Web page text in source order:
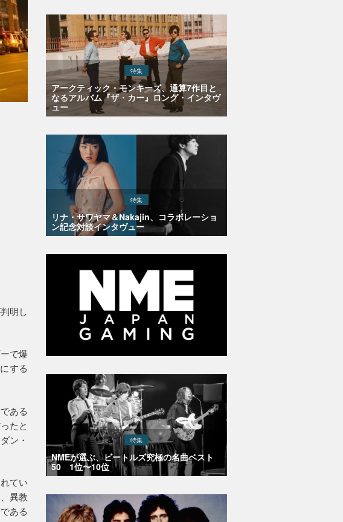
明し
で爆
する
ある
たと
ン・
てい
異教
ある
特集
アークティック・モンキーズ、通算7作目と
なるアルバム『ザ・カー』ロング・インタヴ
ュー
特集
リナ・サワヤマ＆Nakajin、コラボレーショ
ン記念対談インタヴュー
特集
NMEが選ぶ、ビートルズ究極の名曲ベスト
50 1位〜10位